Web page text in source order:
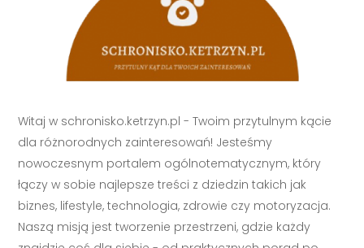
Witaj w schronisko.ketrzyn.pl - Twoim przytulnym kącie
dla różnorodnych zainteresowań! Jesteśmy
nowoczesnym portalem ogólnotematycznym, który
łączy w sobie najlepsze treści z dziedzin takich jak
biznes, lifestyle, technologia, zdrowie czy motoryzacja.
Naszą misją jest tworzenie przestrzeni, gdzie każdy